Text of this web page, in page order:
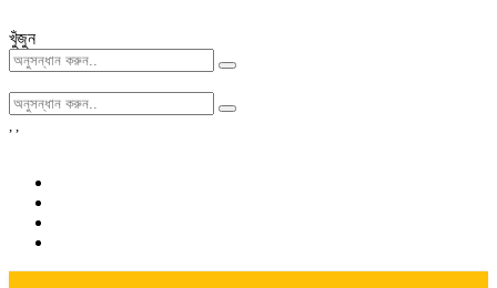
খুঁজুন
, ,